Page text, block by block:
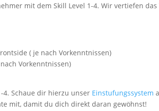
mit dem Skill Level 1-4. Wir vertiefen
( je nach Vorkenntnissen)
Vorkenntnissen)
4. Schaue dir hierzu unser Einstufungssystem
mit, damit du dich direkt daran gewöhnst!